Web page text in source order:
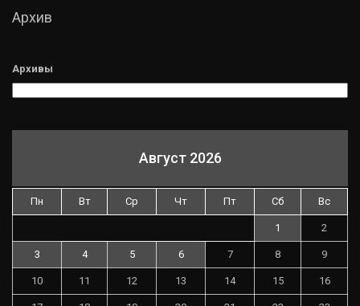
Архив
Архивы
Август 2026
Пн Вт Ср Чт Пт Сб Вс
1 2
3 4 5 6 7 8 9
10 11 12 13 14 15 16